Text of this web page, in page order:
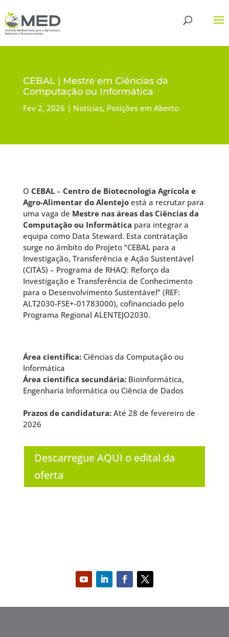
CEBAL | Mestre em Ciências da
Computação ou Informática
Fev 2, 2026 Notícias, Posições em Aberto
O CEBAL– Centro de Biotecnologia Agrícola e
Agro-Alimentar do Alentejoestá a recrutar para
uma vaga de Mestre nas áreas das Ciências da
Computação ou Informática para integrar a
equipa como Data Steward. Esta contratação
surge no âmbito do Projeto “CEBAL para a
Investigação, Transferência e Ação Sustentável
(CITAS) – Programa de RHAQ: Reforço da
Investigação e Transferência de Conhecimento
para o Desenvolvimento Sustentável” (REF:
ALT2030-FSE+-01783000), cofinanciado pelo
Programa Regional ALENTEJO2030.
Área científica:Ciências da Computação ou
Informática
Área científica secundária:Bioinformática,
Engenharia Informática ou Ciência de Dados
Prazos de candidatura: Até 28 de fevereiro de
2026
Descarregue AQUI o edital da
oferta